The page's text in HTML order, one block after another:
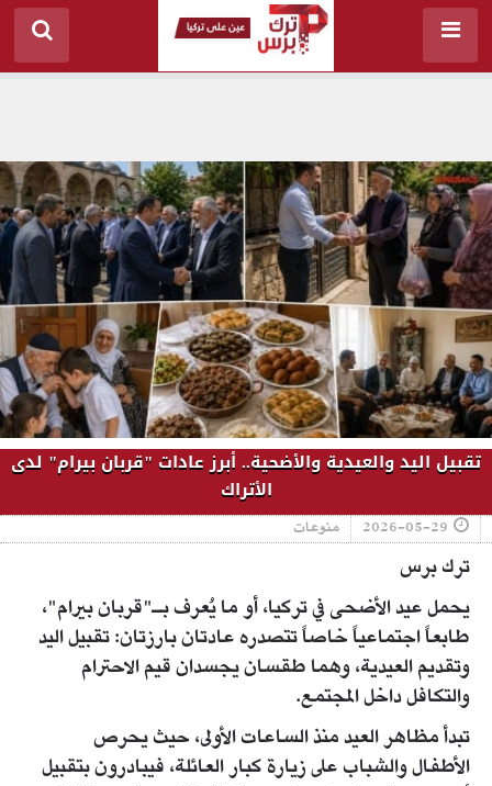
تقبيل اليد والعيدية والأضحية.. أبرز عادات "قربان بيرام" لدى
الأتراك
2026-05-29 منوعات
ترك برس
يحمل عيد الأضحى في تركيا، أو ما يُعرف بـ"قربان بيرام"،
طابعاً اجتماعياً خاصاً تتصدره عادتان بارزتان: تقبيل اليد
وتقديم العيدية، وهما طقسان يجسدان قيم الاحترام
والتكافل داخل المجتمع.
تبدأ مظاهر العيد منذ الساعات الأولى، حيث يحرص
الأطفال والشباب على زيارة كبار العائلة، فيبادرون بتقبيل